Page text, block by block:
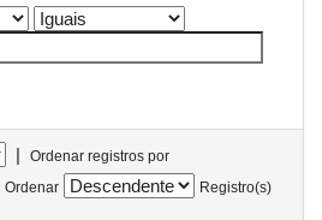
|
Ordenar registros por
Ordenar
Registro(s)